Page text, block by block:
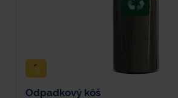
Odpadkový kôš